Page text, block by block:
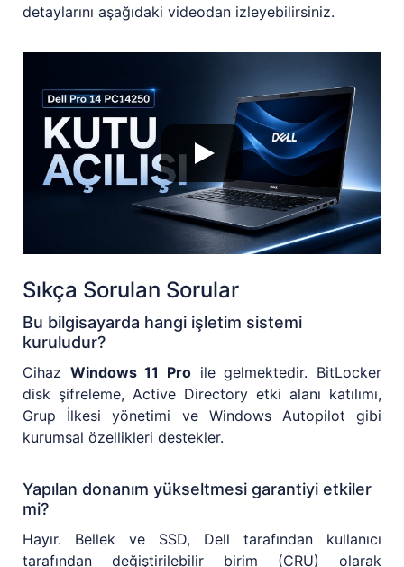
detaylarını aşağıdaki videodan izleyebilirsiniz.
Sıkça Sorulan Sorular
Bu bilgisayarda hangi işletim sistemi
kuruludur?
Cihaz Windows 11 Pro ile gelmektedir. BitLocker
disk şifreleme, Active Directory etki alanı katılımı,
Grup İlkesi yönetimi ve Windows Autopilot gibi
kurumsal özellikleri destekler.
Yapılan donanım yükseltmesi garantiyi etkiler
mi?
Hayır. Bellek ve SSD, Dell tarafından kullanıcı
tarafından değiştirilebilir birim (CRU) olarak